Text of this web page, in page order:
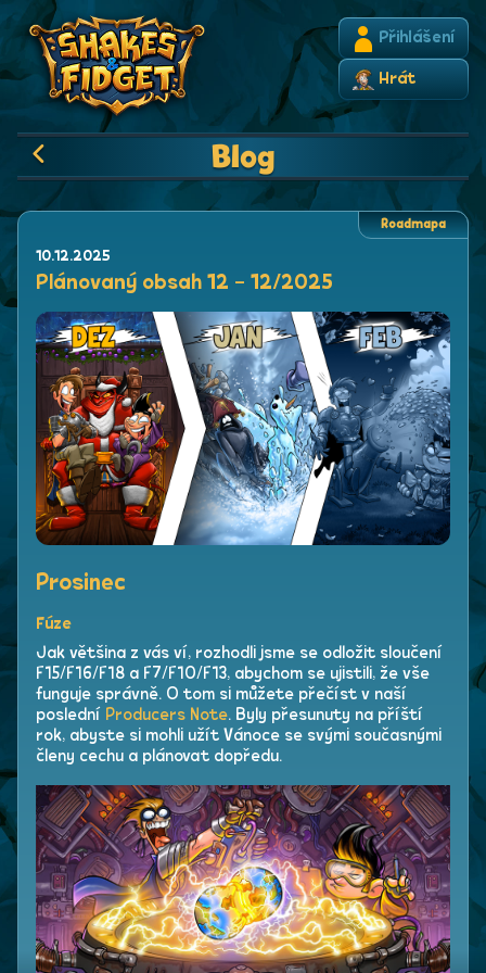
Přihlášení
Hrát
Blog
10.12.2025
Plánovaný obsah 12 - 12/2025
Prosinec
Fúze
Jak většina z vás ví, rozhodli jsme se odložit sloučení
F15/F16/F18 a F7/F10/F13, abychom se ujistili, že vše
funguje správně. O tom si můžete přečíst v naší
poslední Producers Note. Byly přesunuty na příští
rok, abyste si mohli užít Vánoce se svými současnými
členy cechu a plánovat dopředu.
Roadmapa